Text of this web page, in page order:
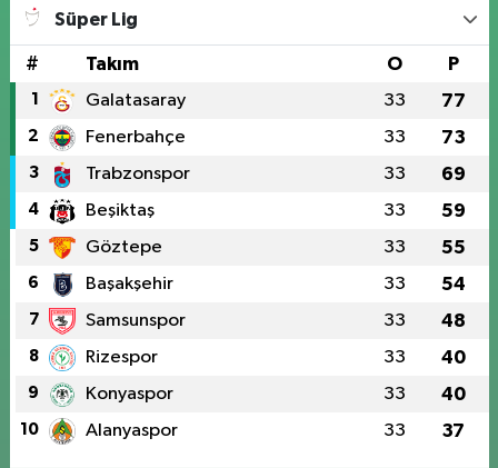
Süper Lig
# Takım O P
1 Galatasaray 33 77
2 Fenerbahçe 33 73
3 Trabzonspor 33 69
4 Beşiktaş 33 59
5 Göztepe 33 55
6 Başakşehir 33 54
7 Samsunspor 33 48
8 Rizespor 33 40
9 Konyaspor 33 40
10 Alanyaspor 33 37